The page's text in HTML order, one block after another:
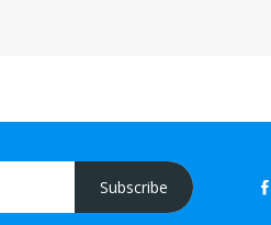
Subscribe